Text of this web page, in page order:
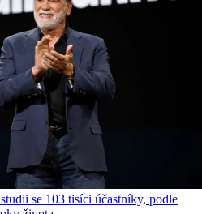
se 103 tisíci účastníky, podle